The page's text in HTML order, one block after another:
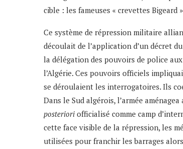
cible : les fameuses « crevettes Bigeard
Ce système de répression militaire
découlait de l’application d’un décret
la délégation des pouvoirs de police
l’Algérie. Ces pouvoirs officiels
se déroulaient les interrogatoires. Ils
Dans le Sud algérois, l’armée
posteriori officialisé comme camp
cette face visible de la répression, les
utilisées pour franchir les barrages